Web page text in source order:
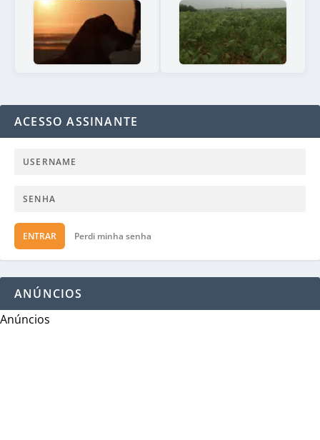
ACESSO ASSINANTE
ENTRAR Perdi minha senha
ANÚNCIOS
Anúncios